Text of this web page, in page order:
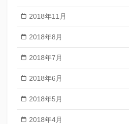
2018年11月
2018年8月
2018年7月
2018年6月
2018年5月
2018年4月